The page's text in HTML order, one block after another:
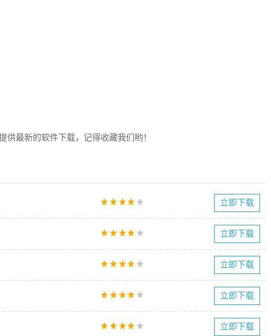
供最新的软件下载，记得收藏我们哟！
立即下载
立即下载
立即下载
立即下载
立即下载